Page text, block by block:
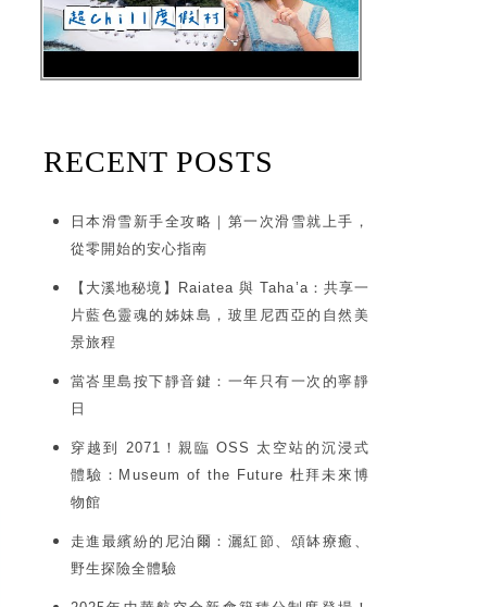
RECENT POSTS
日本滑雪新手全攻略｜第一次滑雪就上手，
從零開始的安心指南
【大溪地秘境】Raiatea 與 Taha’a：共享一
片藍色靈魂的姊妹島，玻里尼西亞的自然美
景旅程
當峇里島按下靜音鍵：一年只有一次的寧靜
日
穿越到 2071！親臨 OSS 太空站的沉浸式
體驗：Museum of the Future 杜拜未來博
物館
走進最繽紛的尼泊爾：灑紅節、頌缽療癒、
野生探險全體驗